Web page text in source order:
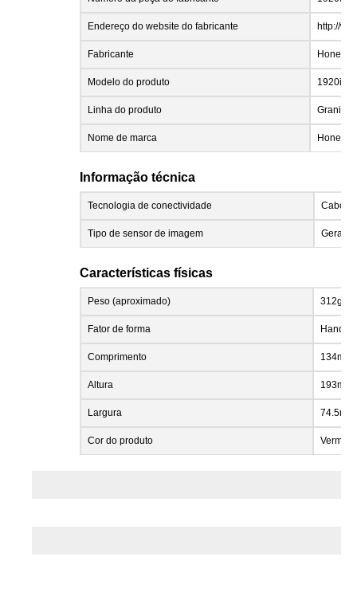
Endereço do website do fabricante http://
Fabricante
Modelo do produto 1920i
Linha do produto Granit
Nome de marca
Informação técnica
Tecnologia de conectividade Cabo
Tipo de sensor de imagem
Características físicas
Peso (aproximado) 312g
Fator de forma
Comprimento 134mm
Altura 193mm
Largura 74.5mm
Cor do produto